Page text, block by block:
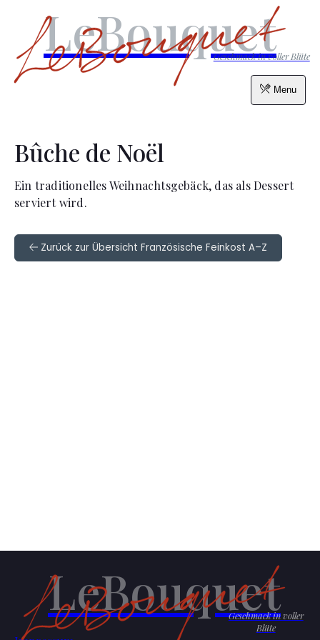
Menu
LeBouquet
Geschmack in voller Blüte
Bûche de Noël
Ein traditionelles Weihnachtsgebäck, das als Dessert
serviert wird.
Zurück zur Übersicht Französische Feinkost A–Z
LeBouquet
Geschmack in voller
Blüte